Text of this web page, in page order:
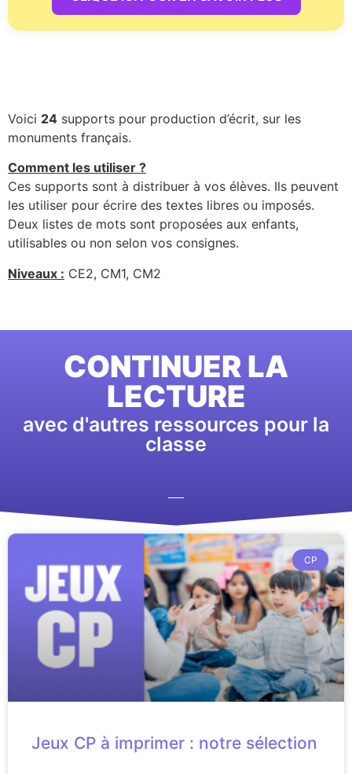
Voici 24 supports pour production d’écrit, sur les
monuments français.
Comment les utiliser ?
Ces supports sont à distribuer à vos élèves. Ils peuvent
les utiliser pour écrire des textes libres ou imposés.
Deux listes de mots sont proposées aux enfants,
utilisables ou non selon vos consignes.
Niveaux : CE2, CM1, CM2
CONTINUER LA
LECTURE
avec d'autres ressources pour la
classe
CP
Jeux CP à imprimer : notre sélection